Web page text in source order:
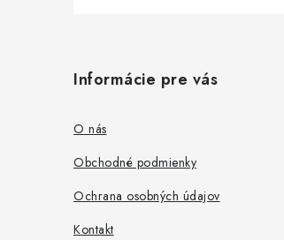
Informácie pre vás
O nás
Obchodné podmienky
Ochrana osobných údajov
Kontakt